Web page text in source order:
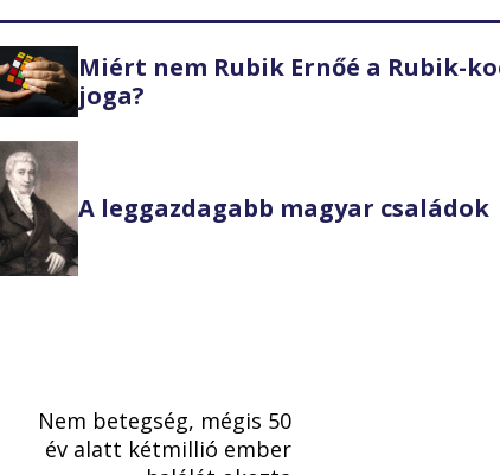
Miért nem Rubik Ernőé a Rubik-
joga?
A leggazdagabb magyar családok
Nem betegség, mégis 50
év alatt kétmillió ember